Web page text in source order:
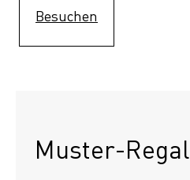
Besuchen
Muster-Regal